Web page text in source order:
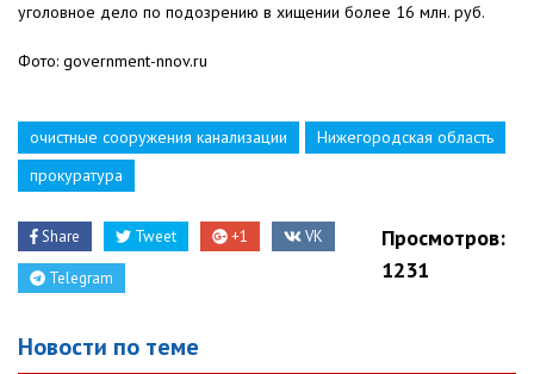
уголовное дело по подозрению в хищении более 16 млн. руб.
Фото: government-nnov.ru
очистные сооружения канализации
Нижегородская область
прокуратура
Share Tweet +1 VK
Telegram
Просмотров:
1231
Новости по теме